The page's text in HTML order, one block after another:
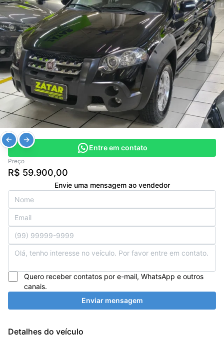
Entre em contato
Preço
R$ 59.900,00
Envie uma mensagem ao vendedor
Quero receber contatos por e-mail, WhatsApp e outros
canais.
Enviar mensagem
Detalhes do veículo